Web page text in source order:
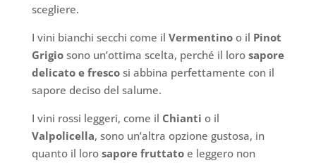
scegliere.
I vini bianchi secchi come il Vermentino o il Pinot
Grigiosono un’ottima scelta, perché il loro sapore
delicato e frescosi abbina perfettamente con il
sapore deciso del salume.
I vini rossi leggeri, come il Chianti o il
Valpolicella, sono un’altra opzione gustosa, in
quanto il loro sapore fruttatoe leggero non